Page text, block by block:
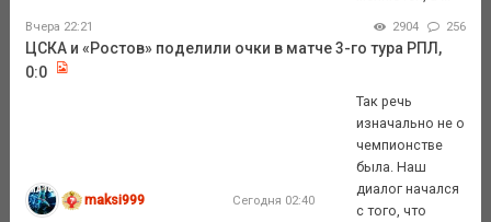
Вчера 22:21 2904 256
ЦСКА и «Ростов» поделили очки в матче 3-го тура РПЛ,
0:0
maksi999 Сегодня 02:40
Так речь
изначально не о
чемпионстве
была. Наш
диалог начался
с того, что